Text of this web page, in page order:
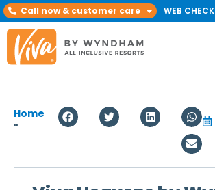
Call now & customer care WEB
Home
"